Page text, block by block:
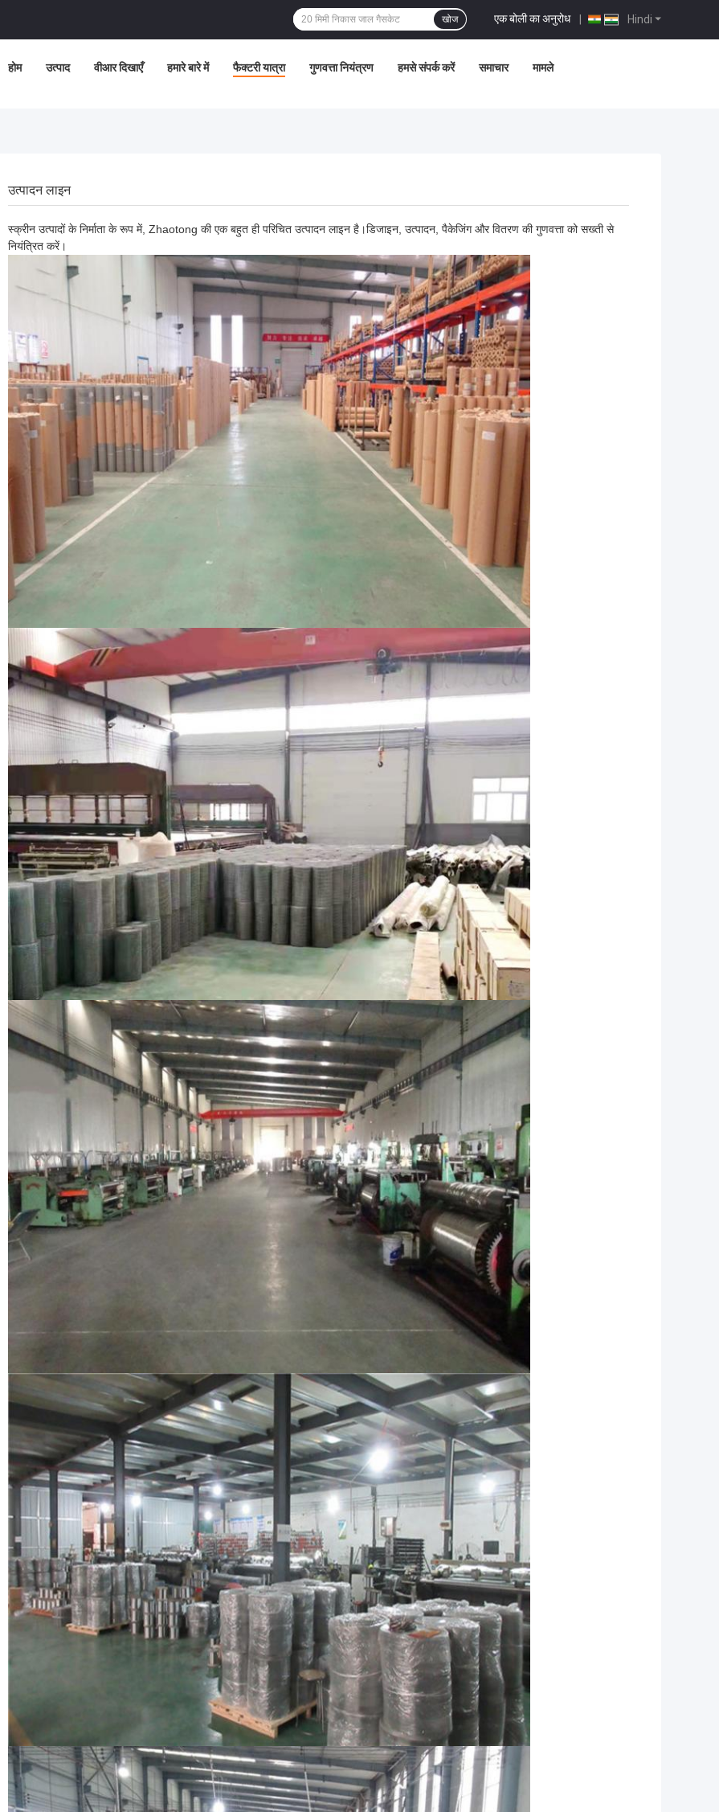
Hindi
एक बोली का अनुरोध |
खोज
होम उत्पाद वीआर दिखाएँ हमारे बारे में फैक्टरी यात्रा गुणवत्ता नियंत्रण हमसे संपर्क करें समाचार मामले
उत्पादन लाइन
स्क्रीन उत्पादों के निर्माता के रूप में, Zhaotong की एक बहुत ही परिचित उत्पादन लाइन है।डिजाइन, उत्पादन, पैकेजिंग और वितरण की गुणवत्ता को सख्ती से
नियंत्रित करें।